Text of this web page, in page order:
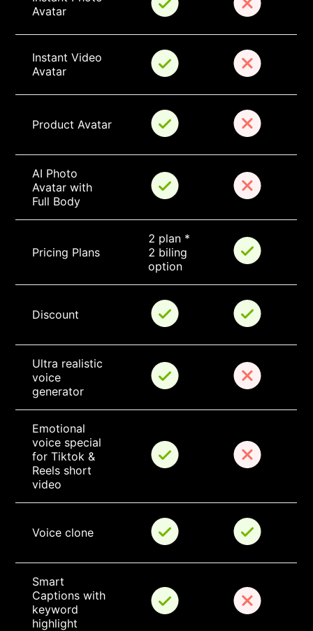
Avatar
Instant Video
Avatar
Product Avatar
AI Photo
Avatar with
Full Body
Pricing Plans
2 plan *
2 biling
option
Discount
Ultra realistic
voice
generator
Emotional
voice special
for Tiktok &
Reels short
video
Voice clone
Smart
Captions with
keyword
highlight